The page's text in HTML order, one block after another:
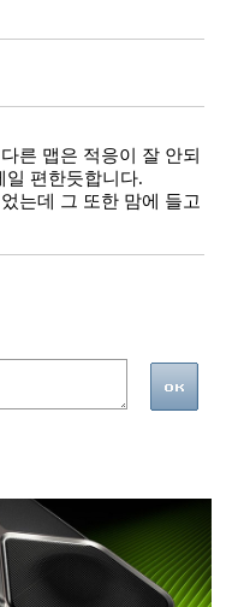
른 맵은 적응이 잘 안되
일 편한듯합니다.
는데 그 또한 맘에 들고